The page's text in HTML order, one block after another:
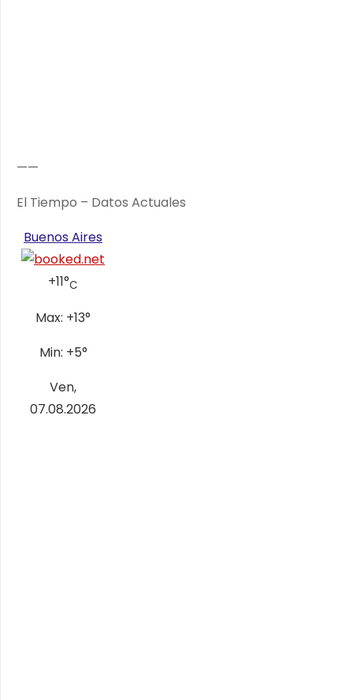
——
El Tiempo – Datos Actuales
Buenos Aires
+11°C
Max: +13°
Min: +5°
Ven,
07.08.2026